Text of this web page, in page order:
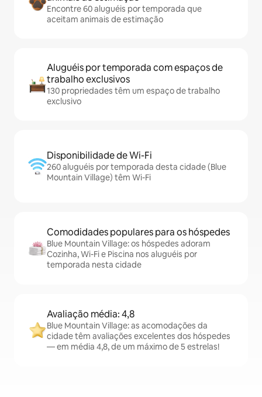
Encontre 60 aluguéis por temporada que
aceitam animais de estimação
Aluguéis por temporada com espaços de
trabalho exclusivos
130 propriedades têm um espaço de trabalho
exclusivo
Disponibilidade de Wi-Fi
260 aluguéis por temporada desta cidade (Blue
Mountain Village) têm Wi-Fi
Comodidades populares para os hóspedes
Blue Mountain Village: os hóspedes adoram
Cozinha, Wi-Fi e Piscina nos aluguéis por
temporada nesta cidade
Avaliação média: 4,8
Blue Mountain Village: as acomodações da
cidade têm avaliações excelentes dos hóspedes
— em média 4,8, de um máximo de 5 estrelas!